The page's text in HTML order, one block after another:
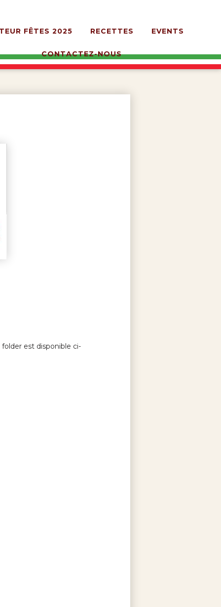
FÊTES 2025 RECETTES EVENTS
CONTACTEZ-NOUS
est disponible ci-